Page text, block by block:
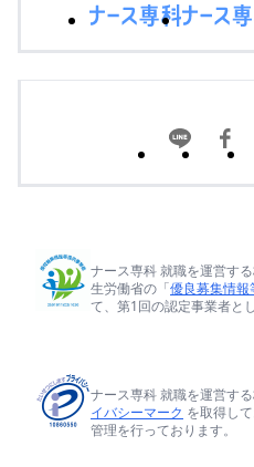
ナース専科 就職を運営す
生労働省の「優良募集情
て、第1回の認定事業者と
ナース専科 就職を運営す
イバシーマーク を取得し
管理を行っております。